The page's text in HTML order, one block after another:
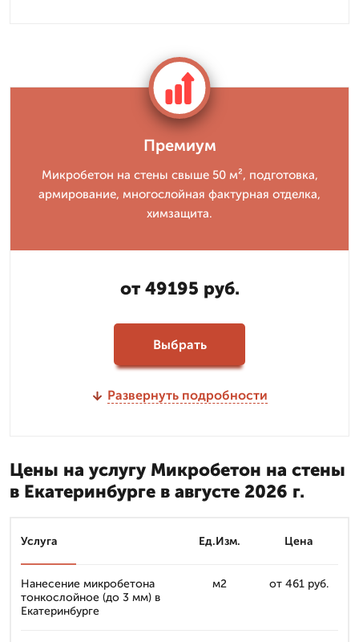
Премиум
Микробетон на стены свыше 50 м², подготовка,
армирование, многослойная фактурная отделка,
химзащита.
от 49195 руб.
Выбрать
Развернуть подробности
Цены на услугу Микробетон на стены
в Екатеринбурге в августе 2026 г.
Услуга Ед.Изм. Цена
Нанесение микробетона
тонкослойное (до 3 мм) в
Екатеринбурге
м2 от 461 руб.